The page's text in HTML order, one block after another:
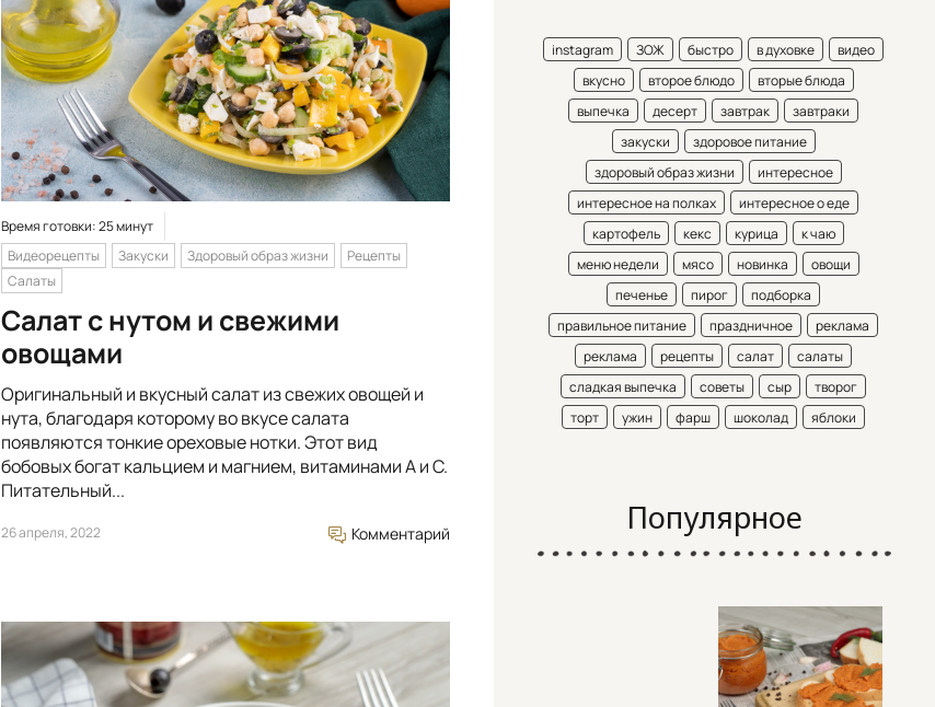
Время готовки: 25 минут
Видеорецепты
Закуски Здоровый образ жизни
Рецепты
Салаты
Салат с нутом и свежими
овощами
Оригинальный и вкусный салат из свежих овощей и
нута, благодаря которому во вкусе салата
появляются тонкие ореховые нотки. Этот вид
бобовых богат кальцием и магнием, витаминами A и C.
Питательный...
26 апреля, 2022 Комментарий
instagram ЗОЖ быстро в духовке
видео
вкусно
второе блюдо
вторые блюда
выпечка
десерт завтрак
завтраки
закуски
здоровое питание
здоровый образ жизни
интересное
интересное на полках
интересное о еде
картофель
кекс курица
к чаю
меню недели
мясо новинка
овощи
печенье
пирог
подборка
правильное питание
праздничное
реклама
реклама
рецепты салат
салаты
сладкая выпечка
советы сыр
творог
торт
ужин фарш шоколад яблоки
Популярное